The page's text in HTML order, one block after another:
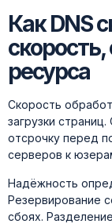
Как DNS
ресурса
Скорость
загрузки
отсрочку перед
серверов к
Надёжность
Резервирование
сбоях.